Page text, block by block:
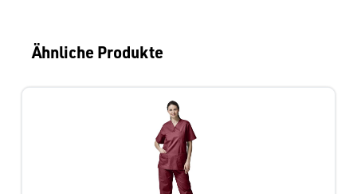
Produktgalerie überspringen
Ähnliche Produkte